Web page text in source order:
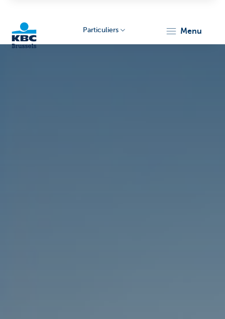
Particuliers menu